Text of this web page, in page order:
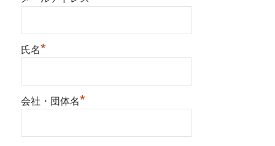
氏名*
会社・団体名*